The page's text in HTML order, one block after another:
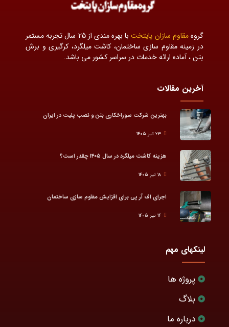
گروهمقاوم سازان پایتخت
با بهره مندی از 25 سال تجربه مستمر
در زمینه مقاوم سازی ساختمان، کاشت میلگرد، کرگیری و برش
بتن ، آماده ارائه خدمات در سراسر کشور می باشد.
آخرین مقالات
بهترین شرکت سوراخکاری بتن و نصب پلیت در ایران
۲۳ تیر ۱۴۰۵
هزینه کاشت میلگرد در سال ۱۴۰۵ چقدر است؟
۱۸ تیر ۱۴۰۵
اجرای اف آر پی برای افزایش مقاوم سازی ساختمان
۱۴ تیر ۱۴۰۵
لینکهای مهم
پروژه ها
بلاگ
درباره ما